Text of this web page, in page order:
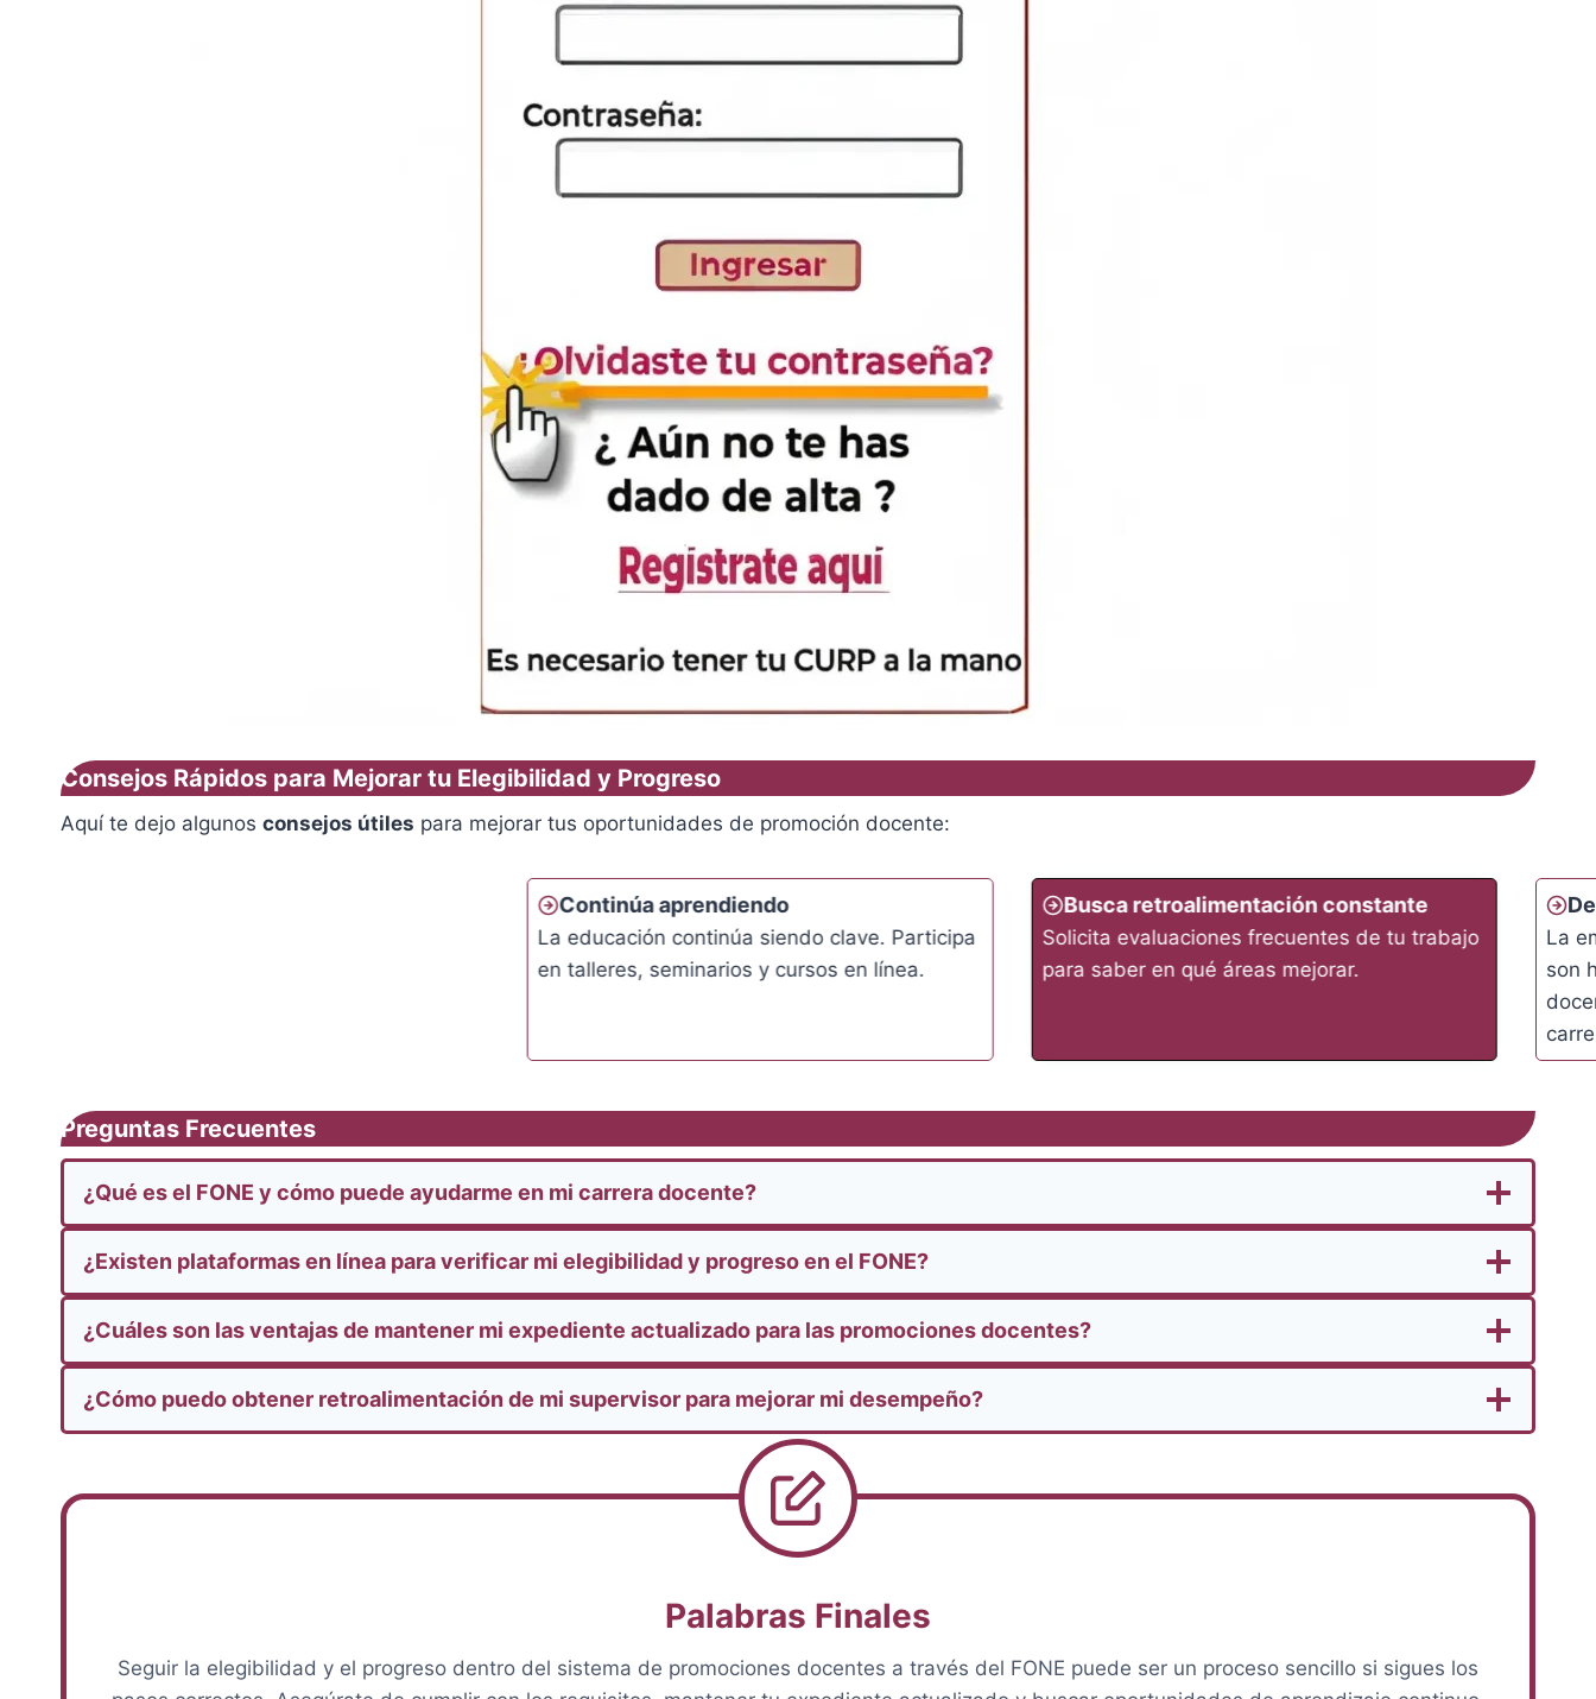
Consejos Rápidos para Mejorar tu Elegibilidad y Progreso
Aquí te dejo algunos consejos útiles para mejorar tus oportunidades de promoción docente:
Continúa aprendiendo
La educación continúa siendo clave. Participa
en talleres, seminarios y cursos en línea.
Busca retroalimentación constante
Solicita evaluaciones frecuentes de tu trabajo
para saber en qué áreas mejorar.
La
son
Preguntas Frecuentes
¿Qué es el FONE y cómo puede ayudarme en mi carrera docente?
¿Existen plataformas en línea para verificar mi elegibilidad y progreso en el FONE?
¿Cuáles son las ventajas de mantener mi expediente actualizado para las promociones docentes?
¿Cómo puedo obtener retroalimentación de mi supervisor para mejorar mi desempeño?
Palabras Finales
Seguir la elegibilidad y el progreso dentro del sistema de promociones docentes a través del FONE puede ser un proceso sencillo si sigues los